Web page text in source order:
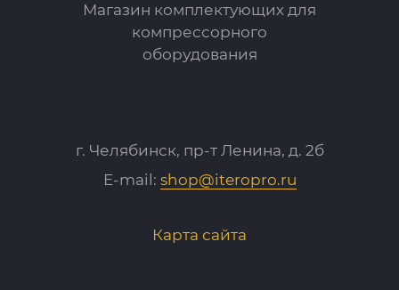
Магазин комплектующих для
компрессорного
оборудования
г. Челябинск, пр-т Ленина, д. 2б
E-mail: shop@iteropro.ru
Карта сайта